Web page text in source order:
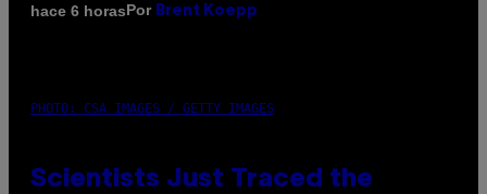
hace 6 horasPor Brent Koepp
PHOTO: CSA IMAGES / GETTY IMAGES
Scientists Just Traced the